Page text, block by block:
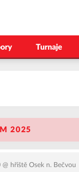
Turnaje
2025
@ hřiště Osek n. Bečvou